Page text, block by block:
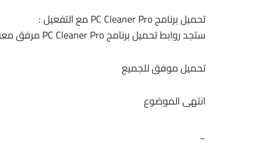
تحميل برنامج PC Cleaner Pro مع التفعيل :
ستجد روابط تحميل برنامج PC Cleaner Pro مرفق معه التفعيل بعد نهاية المقالة .
تحميل موفق للجميع
انتهى الموضوع
_